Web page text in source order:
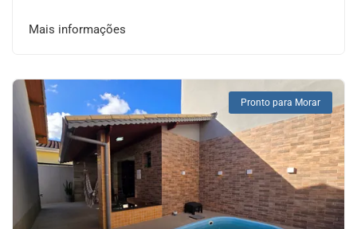
Mais informações
Pronto para Morar